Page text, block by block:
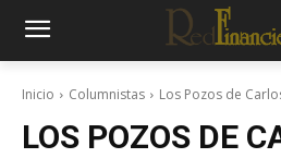
Inicio Columnistas Los Pozos de
LOS POZOS DE